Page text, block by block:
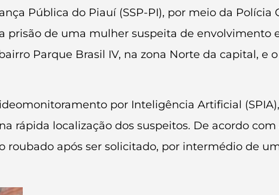
Pública do Piauí (SSP-PI), por meio da Polícia
prisão de uma mulher suspeita de envolvimento
Parque Brasil IV, na zona Norte da capital, e
por Inteligência Artificial
localização dos suspeitos. De acordo
roubado após ser solicitado, por intermédio de